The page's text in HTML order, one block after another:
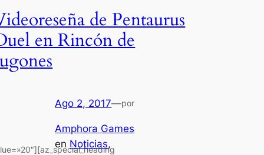
de Pentaurus
en Rincón de
Ago 2, 2017—por
Amphora Games
en Noticias